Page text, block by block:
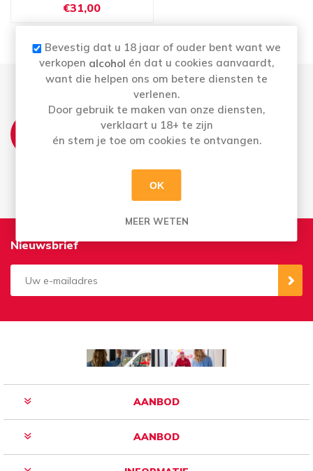
€31,00
THUISLEVERING:
Leveringsmomenten op maandag, woensdag
Vrij te kiezen - wat er voor u past
Nieuwsbrief
AANBOD
AANBOD
Bevestig dat u 18 jaar of ouder bent want we
verkopen alcohol én dat u cookies aanvaardt,
want die helpen ons om betere diensten te
verlenen.
Door gebruik te maken van onze diensten,
verklaart u 18+ te zijn
én stem je toe om cookies te ontvangen.
OK
MEER WETEN